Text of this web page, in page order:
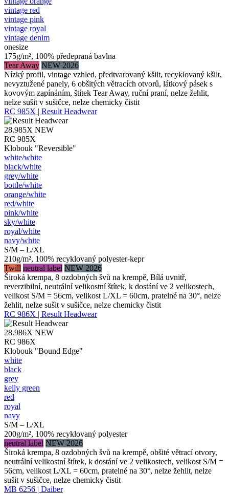
vintage red
vintage pink
vintage royal
vintage denim
onesize
175g/m², 100% předepraná bavlna
Tear Away NEW 2026
Nízký profil, vintage vzhled, předtvarovaný kšilt, recyklovaný kšilt,
nevyztužené panely, 6 obšitých větracích otvorů, látkový pásek s
kovovým zapínáním, štítek Tear Away, ruční praní, nelze žehlit,
nelze sušit v sušičce, nelze chemicky čistit
RC 985X | Result Headwear
28.985X NEW
RC 985X
Klobouk "Reversible"
white/​white
black/​white
grey/​white
bottle/​white
orange/​white
red/​white
pink/​white
sky/​white
royal/​white
navy/​white
S/M – L/XL
210g/m², 100% recyklovaný polyester-kepr
Twill neutral label NEW 2026
Široká krempa, 8 ozdobných švů na krempě, Bílá uvnitř,
reverzibilní, neutrální velikostní štítek, k dostání ve 2 velikostech,
velikost S/M = 56cm, velikost L/XL = 60cm, pratelné na 30°, nelze
žehlit, nelze sušit v sušičce, nelze chemicky čistit
RC 986X | Result Headwear
28.986X NEW
RC 986X
Klobouk "Bound Edge"
white
black
grey
kelly green
red
royal
navy
S/M – L/XL
200g/m², 100% recyklovaný polyester
neutral label NEW 2026
Široká krempa, 8 ozdobných švů na krempě, obšité větrací otvory,
neutrální velikostní štítek, k dostání ve 2 velikostech, velikost S/M =
56cm, velikost L/XL = 60cm, pratelné na 30°, nelze žehlit, nelze
sušit v sušičce, nelze chemicky čistit
MB 6256 | Daiber